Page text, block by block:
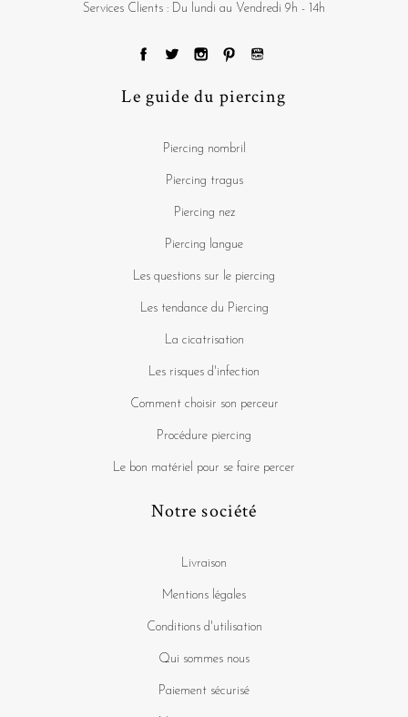
Services Clients : Du lundi au Vendredi 9h - 14h
Le guide du piercing
Piercing nombril
Piercing tragus
Piercing nez
Piercing langue
Les questions sur le piercing
Les tendance du Piercing
La cicatrisation
Les risques d'infection
Comment choisir son perceur
Procédure piercing
Le bon matériel pour se faire percer
Notre société
Livraison
Mentions légales
Conditions d'utilisation
Qui sommes nous
Paiement sécurisé